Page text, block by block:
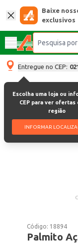
Baixe
exclusivos
Entregue no CEP:
Escolha uma loja ou
CEP para ver ofertas
região
INFORMAR
Código: 18894
Palmito